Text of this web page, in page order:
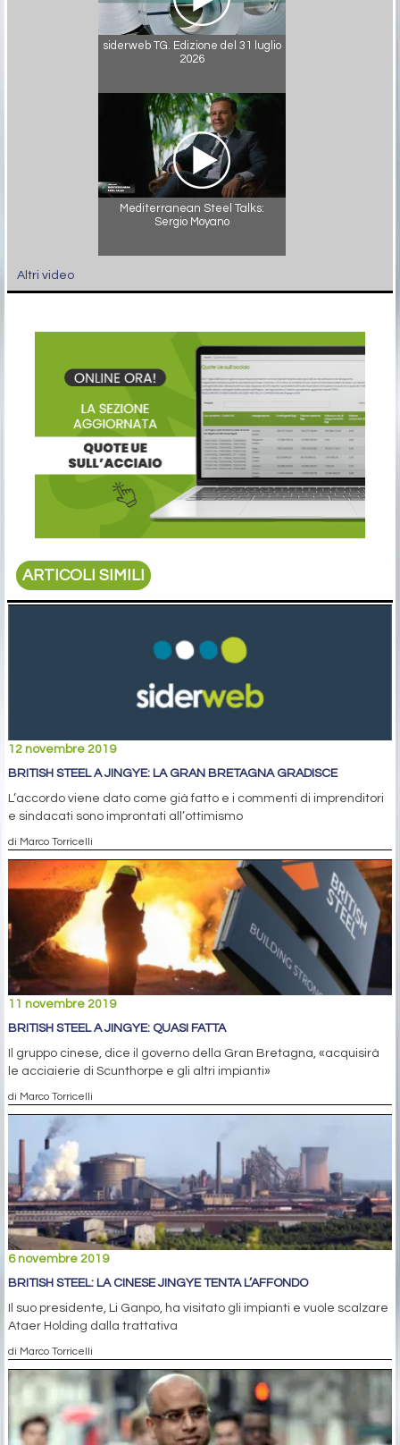
siderweb TG. Edizione del 31 luglio
2026
Mediterranean Steel Talks:
Sergio Moyano
Altri video
ARTICOLI SIMILI
12 novembre 2019
BRITISH STEEL A JINGYE: LA GRAN BRETAGNA GRADISCE
L’accordo viene dato come già fatto e i commenti di imprenditori
e sindacati sono improntati all’ottimismo
di Marco Torricelli
11 novembre 2019
BRITISH STEEL A JINGYE: QUASI FATTA
Il gruppo cinese, dice il governo della Gran Bretagna, «acquisirà
le acciaierie di Scunthorpe e gli altri impianti»
di Marco Torricelli
6 novembre 2019
BRITISH STEEL: LA CINESE JINGYE TENTA L’AFFONDO
Il suo presidente, Li Ganpo, ha visitato gli impianti e vuole scalzare
Ataer Holding dalla trattativa
di Marco Torricelli